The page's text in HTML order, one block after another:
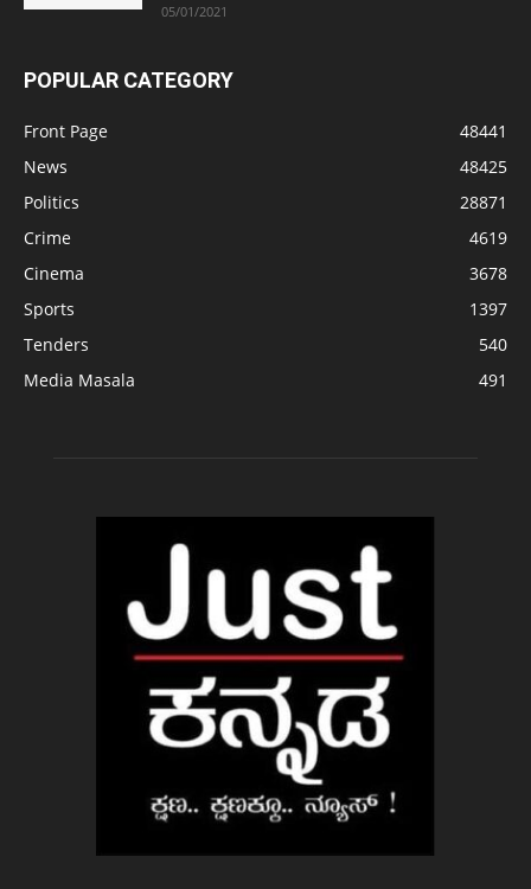
05/01/2021
POPULAR CATEGORY
Front Page
48441
News
48425
Politics
28871
Crime
4619
Cinema
3678
Sports
1397
Tenders
540
Media Masala
491